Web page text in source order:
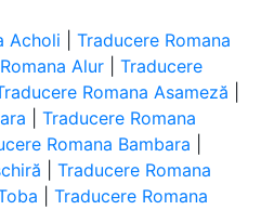
Acholi |Traducere Romana
Alur |Traducere
Romana Asameză
|Traducere Romana
Romana Bambara
|Traducere Romana
|Traducere Romana